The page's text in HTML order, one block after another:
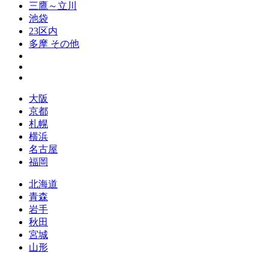
三鷹～立川
池袋
23区内
多摩 その他
大阪
京都
札幌
横浜
名古屋
福岡
北海道
青森
岩手
秋田
宮城
山形